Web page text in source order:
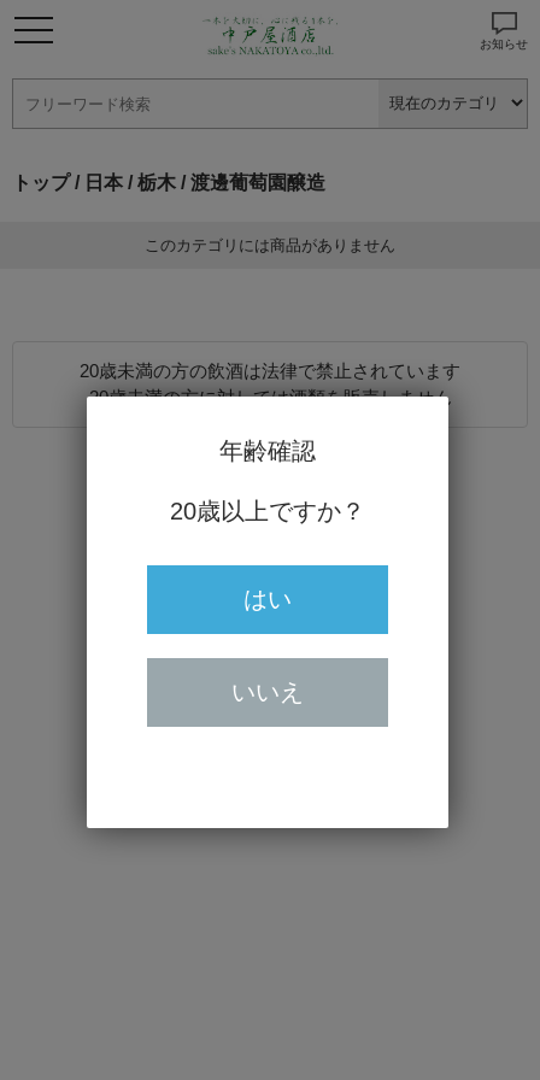
お知らせ
トップ/ 日本 / 栃木 / 渡邊葡萄園醸造
このカテゴリには商品がありません
20歳未満の方の飲酒は法律で禁止されています
20歳未満の方に対しては酒類を販売しません
年齢確認
20歳以上ですか？
はい
いいえ